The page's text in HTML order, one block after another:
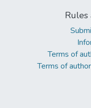
Rules
Terms of
Terms of